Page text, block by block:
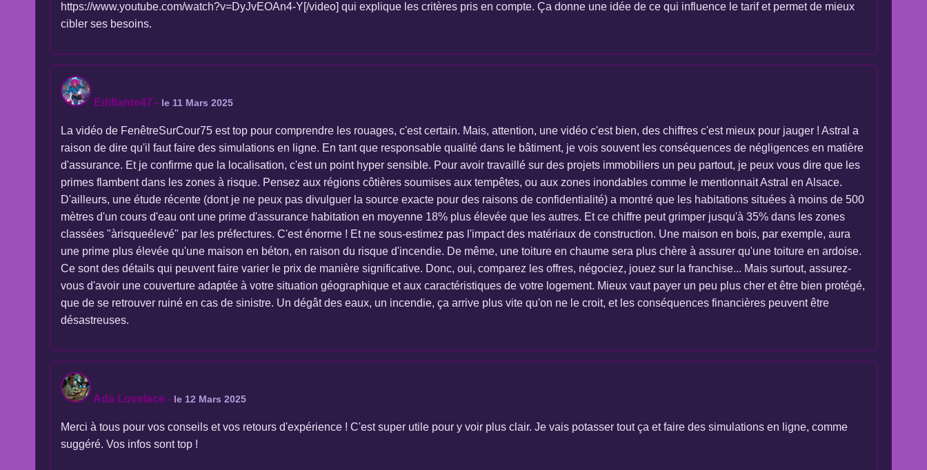
https://www.youtube.com/watch?v=DyJvEOAn4-Y[/video] qui explique les critères pris en compte. Ça donne une idée de ce qui influence le tarif et permet de mieux
cibler ses besoins.
Edifiante47 - le 11 Mars 2025
La vidéo de FenêtreSurCour75 est top pour comprendre les rouages, c'est certain. Mais, attention, une vidéo c'est bien, des chiffres c'est mieux pour jauger ! Astral a
raison de dire qu'il faut faire des simulations en ligne. En tant que responsable qualité dans le bâtiment, je vois souvent les conséquences de négligences en matière
d'assurance. Et je confirme que la localisation, c'est un point hyper sensible. Pour avoir travaillé sur des projets immobiliers un peu partout, je peux vous dire que les
primes flambent dans les zones à risque. Pensez aux régions côtières soumises aux tempêtes, ou aux zones inondables comme le mentionnait Astral en Alsace.
D'ailleurs, une étude récente (dont je ne peux pas divulguer la source exacte pour des raisons de confidentialité) a montré que les habitations situées à moins de 500
mètres d'un cours d'eau ont une prime d'assurance habitation en moyenne 18% plus élevée que les autres. Et ce chiffre peut grimper jusqu'à 35% dans les zones
classées "àrisqueélevé" par les préfectures. C'est énorme ! Et ne sous-estimez pas l'impact des matériaux de construction. Une maison en bois, par exemple, aura
une prime plus élevée qu'une maison en béton, en raison du risque d'incendie. De même, une toiture en chaume sera plus chère à assurer qu'une toiture en ardoise.
Ce sont des détails qui peuvent faire varier le prix de manière significative. Donc, oui, comparez les offres, négociez, jouez sur la franchise... Mais surtout, assurez-
vous d'avoir une couverture adaptée à votre situation géographique et aux caractéristiques de votre logement. Mieux vaut payer un peu plus cher et être bien protégé,
que de se retrouver ruiné en cas de sinistre. Un dégât des eaux, un incendie, ça arrive plus vite qu'on ne le croit, et les conséquences financières peuvent être
désastreuses.
Ada Lovelace - le 12 Mars 2025
Merci à tous pour vos conseils et vos retours d'expérience ! C'est super utile pour y voir plus clair. Je vais potasser tout ça et faire des simulations en ligne, comme
suggéré. Vos infos sont top !